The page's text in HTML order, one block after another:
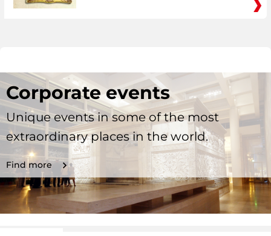
Corporate events
Unique events in some of the most
extraordinary places in the world.
Find more